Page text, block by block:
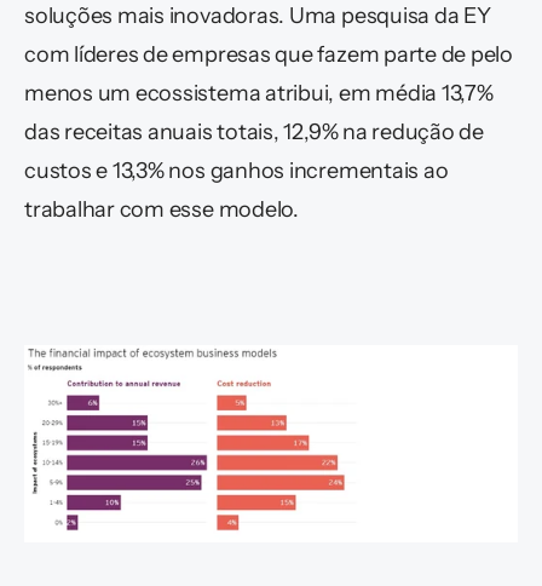
soluções mais inovadoras. Uma pesquisa da EY
com líderes de empresas que fazem parte de pelo
menos um ecossistema atribui, em média 13,7%
das receitas anuais totais, 12,9% na redução de
custos e 13,3% nos ganhos incrementais ao
trabalhar com esse modelo.